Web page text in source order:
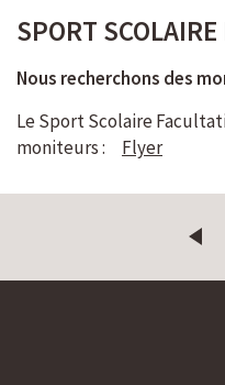
SPORT SCOLAIRE
Nous recherchons des
Le Sport Scolaire
moniteurs : Flyer